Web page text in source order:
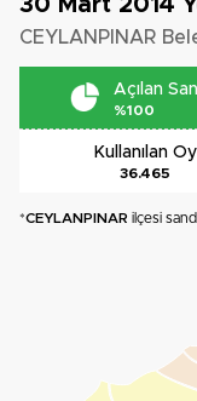
CEYLANPINAR
Açılan
%100
Kullanılan Oy
36.465
*CEYLANPINAR ilçesi